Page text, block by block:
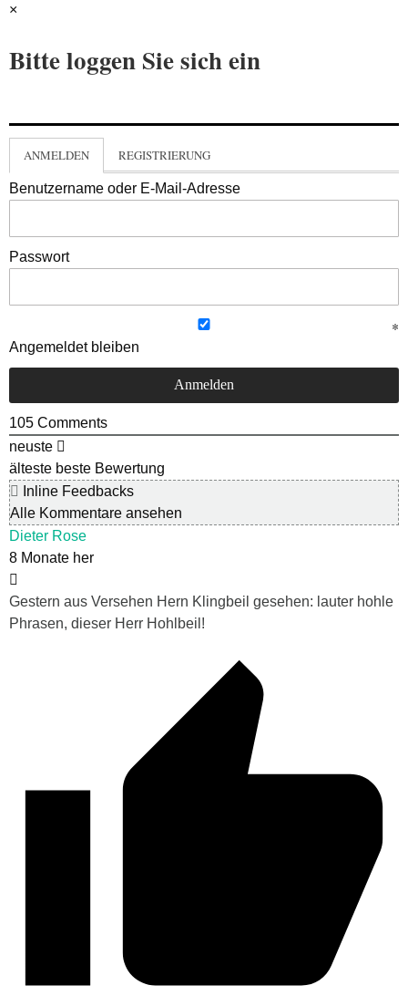
×
Bitte loggen Sie sich ein
ANMELDEN REGISTRIERUNG
Benutzername oder E-Mail-Adresse
Passwort
Angemeldet bleiben
105 Comments
neuste
älteste beste Bewertung
Inline Feedbacks
Alle Kommentare ansehen
Dieter Rose
8 Monate her
Gestern aus Versehen Hern Klingbeil gesehen: lauter hohle
Phrasen, dieser Herr Hohlbeil!